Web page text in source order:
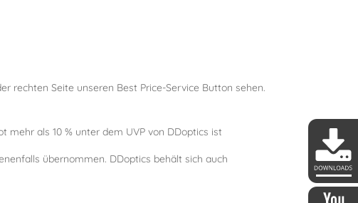
rechten Seite unseren Best Price-Service Button sehen.
als 10 % unter dem UVP von DDoptics ist
übernommen. DDoptics behält sich auch
DDoptics